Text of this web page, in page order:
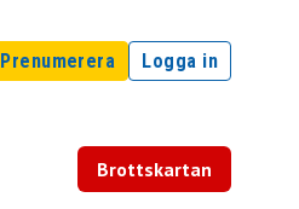
Prenumerera Logga in
Brottskartan